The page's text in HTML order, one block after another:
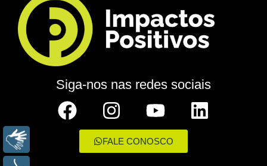
Siga-nos nas redes sociais
FALE CONOSCO